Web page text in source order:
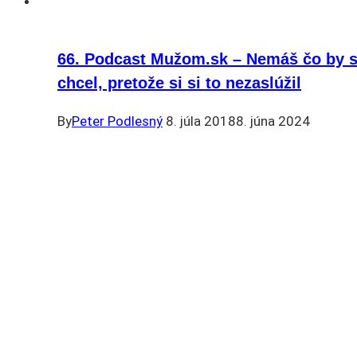
66. Podcast Mužom.sk – Nemáš čo by
chcel, pretože si si to nezaslúžil
ByPeter Podlesný 8. júla 20188. júna 2024